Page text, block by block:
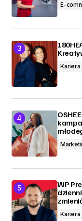
E-
Kariera
WP
Kariera